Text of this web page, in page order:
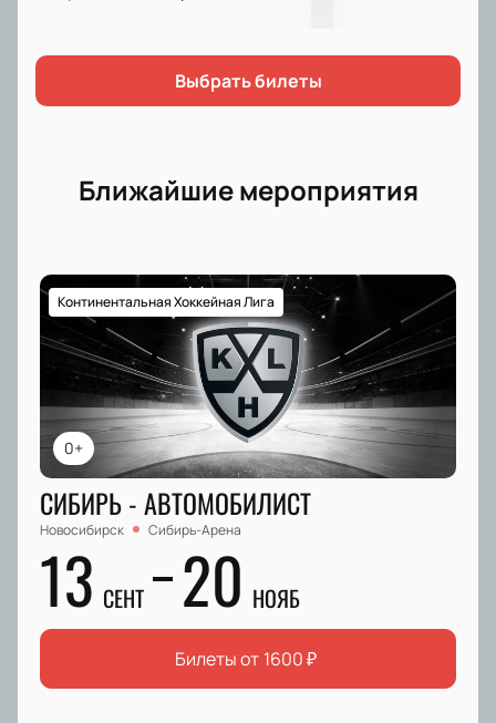
Выбрать билеты
Ближайшие мероприятия
0+
Континентальная Хоккейная Лига
СИБИРЬ - АВТОМОБИЛИСТ
Новосибирск Сибирь-Арена
13 СЕНТ 20 НОЯБ
Билеты от 1600₽